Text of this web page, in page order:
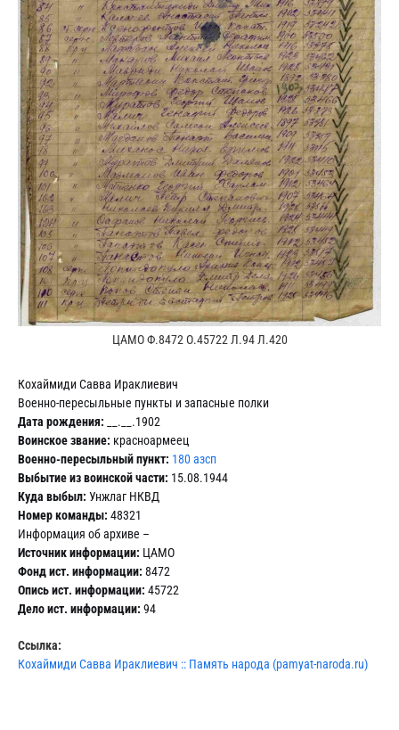
ЦАМО Ф.8472 О.45722 Л.94 Л.420
Кохаймиди Савва Ираклиевич
Военно-пересыльные пункты и запасные полки
Дата рождения: __.__.1902
Воинское звание: красноармеец
Военно-пересыльный пункт: 180 азсп
Выбытие из воинской части: 15.08.1944
Куда выбыл: Унжлаг НКВД
Номер команды: 48321
Информация об архиве –
Источник информации: ЦАМО
Фонд ист. информации: 8472
Опись ист. информации: 45722
Дело ист. информации: 94
Ссылка:
Кохаймиди Савва Ираклиевич :: Память народа (pamyat-naroda.ru)